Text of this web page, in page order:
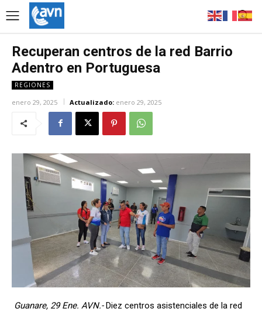
Recuperan centros de la red Barrio
Adentro en Portuguesa
REGIONES
enero 29, 2025 Actualizado: enero 29, 2025
Guanare, 29 Ene. AVN.- Diez centros asistenciales de la red